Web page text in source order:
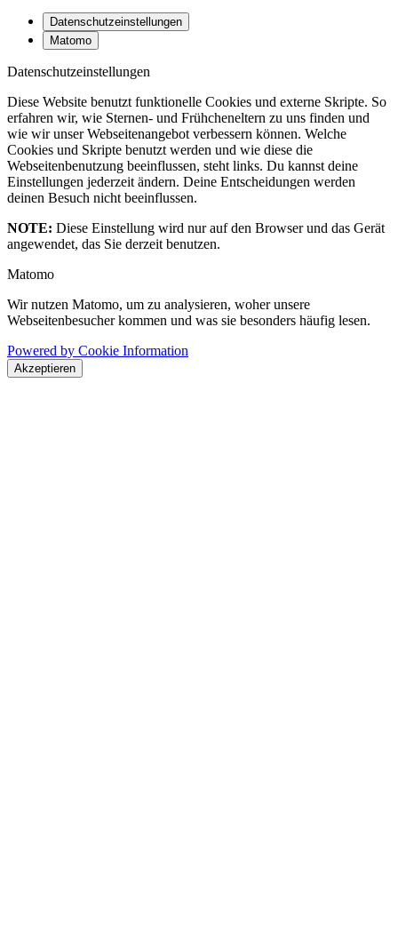
Datenschutzeinstellungen
Matomo
Datenschutzeinstellungen
Diese Website benutzt funktionelle Cookies und externe Skripte. So
erfahren wir, wie Sternen- und Frühcheneltern zu uns finden und
wie wir unser Webseitenangebot verbessern können. Welche
Cookies und Skripte benutzt werden und wie diese die
Webseitenbenutzung beeinflussen, steht links. Du kannst deine
Einstellungen jederzeit ändern. Deine Entscheidungen werden
deinen Besuch nicht beeinflussen.
NOTE: Diese Einstellung wird nur auf den Browser und das Gerät
angewendet, das Sie derzeit benutzen.
Matomo
Wir nutzen Matomo, um zu analysieren, woher unsere
Webseitenbesucher kommen und was sie besonders häufig lesen.
Powered by Cookie Information
Akzeptieren